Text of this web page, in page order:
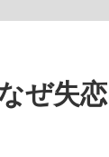
されているの
ぜ失